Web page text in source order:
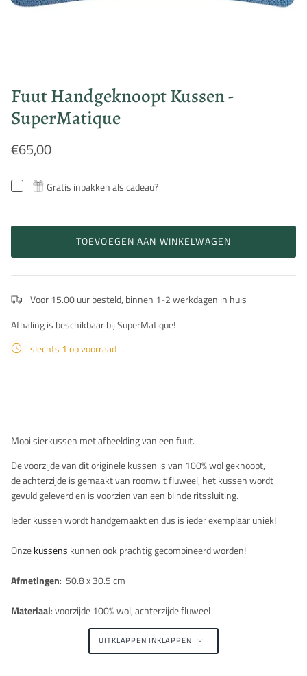
Fuut Handgeknoopt Kussen -
SuperMatique
€65,00
Gratis inpakken als cadeau?
TOEVOEGEN AAN WINKELWAGEN
Voor 15.00 uur besteld, binnen 1-2 werkdagen in huis
Afhaling is beschikbaar bij SuperMatique!
slechts 1 op voorraad
Beschrijving
Mooi sierkussen met afbeelding van een fuut.
Devoorzijde van dit originele kussen is van 100% wol geknoopt,
deachterzijde is gemaakt van roomwit fluweel, het kussen wordt
gevuld geleverd en is voorzien van een blinde ritssluiting.
Ieder kussen wordt handgemaakt en dus is ieder exemplaar uniek!
Onzekussens kunnen ook prachtig gecombineerd worden!
Afmetingen: 50.8 x 30.5cm
Materiaal: voorzijde 100% wol, achterzijdefluweel
UITKLAPPEN INKLAPPEN